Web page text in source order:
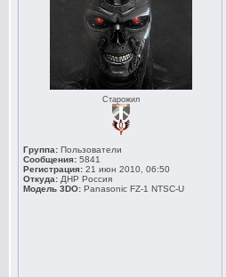
Старожил
Группа: Пользователи
Сообщения: 5841
Регистрация: 21 июн 2010, 06:50
Откуда: ДНР Россия
Модель 3DO: Panasonic FZ-1 NTSC-U